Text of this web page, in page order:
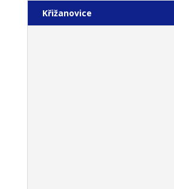
Křižanovice